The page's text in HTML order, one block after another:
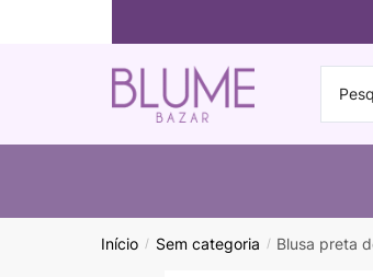
Início / Sem categoria / Blusa preta